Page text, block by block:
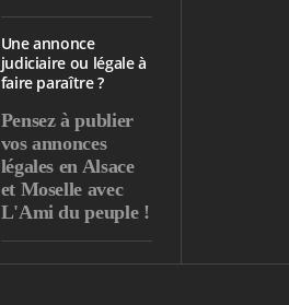
Une annonce
judiciaire ou légale à
faire paraître ?
Pensez à publier
vos annonces
légales en Alsace
et Moselle avec
L'Ami du peuple !